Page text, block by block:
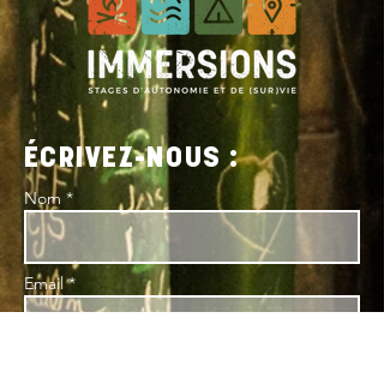
ÉCRIVEZ-NOUS :
Nom *
Email *